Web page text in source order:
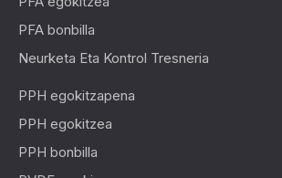
PFA bonbilla
Neurketa Eta Kontrol Tresneria
PPH egokitzapena
PPH egokitzea
PPH bonbilla